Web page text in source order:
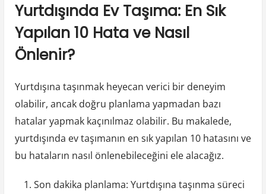
Yurtdışında Ev Taşıma: En Sık
Yapılan 10 Hata ve Nasıl
Önlenir?
Yurtdışına taşınmak heyecan verici bir deneyim
olabilir, ancak doğru planlama yapmadan bazı
hatalar yapmak kaçınılmaz olabilir. Bu makalede,
yurtdışında ev taşımanın en sık yapılan 10 hatasını ve
bu hataların nasıl önlenebileceğini ele alacağız.
Son dakika planlama: Yurtdışına taşınma süreci